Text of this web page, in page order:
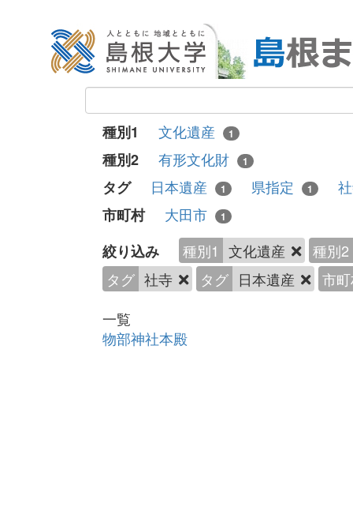
種別1 文化遺産 1
種別2 有形文化財 1
タグ 日本遺産 1 県指定 1
市町村
大田市 1
絞り込み 種別1 文化遺産
種別2
タグ 社寺 タグ 日本遺産
市
一覧
物部神社本殿